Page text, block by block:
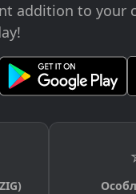
addition to your